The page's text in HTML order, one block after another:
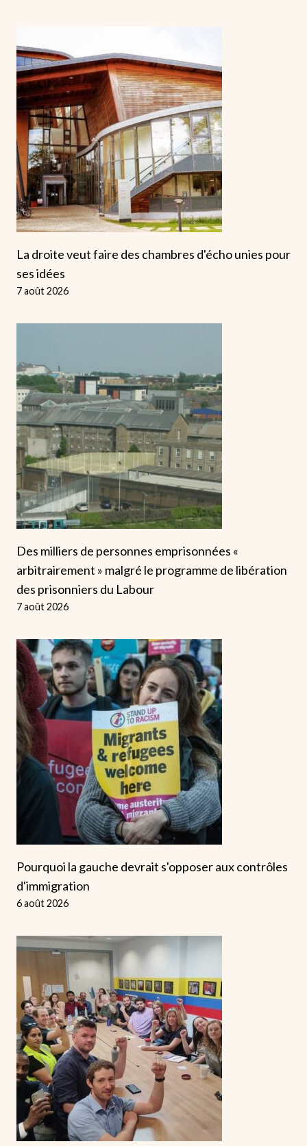
La droite veut faire des chambres d'écho unies pour
ses idées
7 août 2026
Des milliers de personnes emprisonnées «
arbitrairement » malgré le programme de libération
des prisonniers du Labour
7 août 2026
Pourquoi la gauche devrait s'opposer aux contrôles
d'immigration
6 août 2026